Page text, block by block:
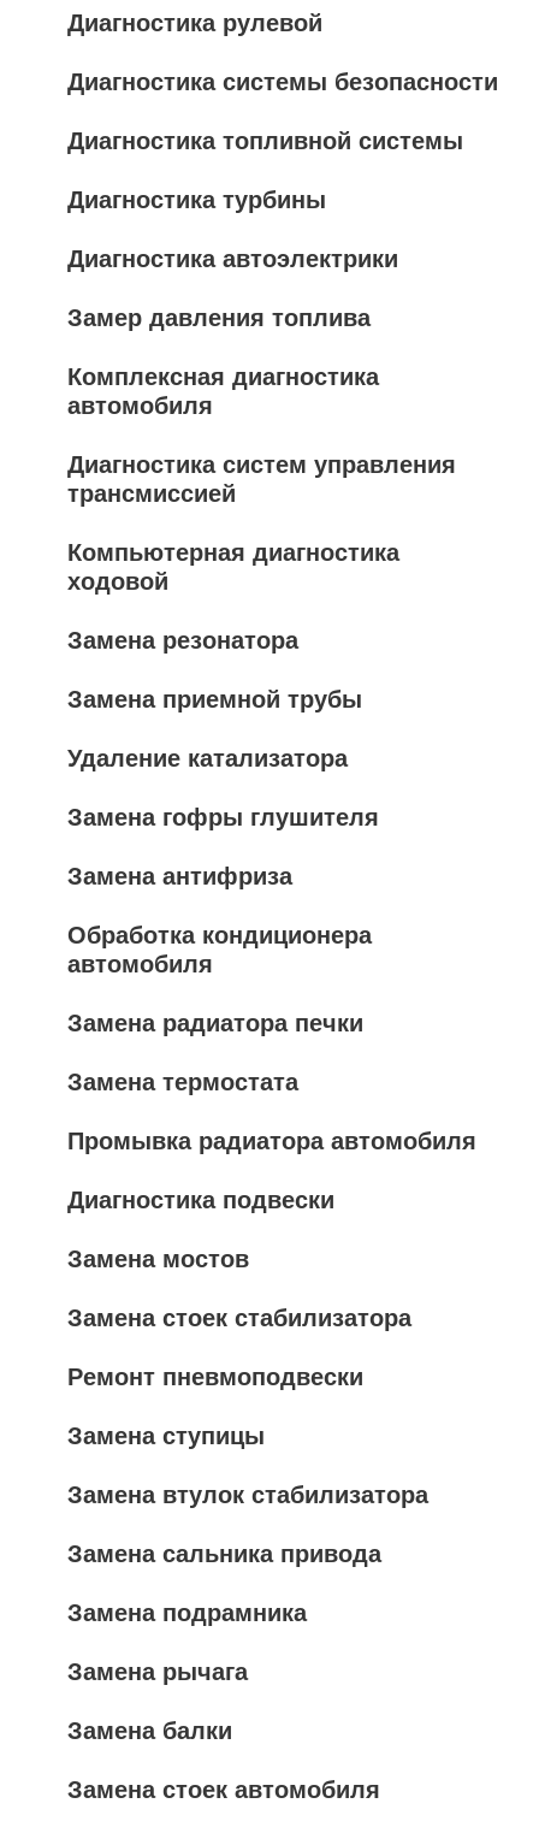
Диагностика рулевой
Диагностика системы безопасности
Диагностика топливной системы
Диагностика турбины
Диагностика автоэлектрики
Замер давления топлива
Комплексная диагностика
автомобиля
Диагностика систем управления
трансмиссией
Компьютерная диагностика
ходовой
Замена резонатора
Замена приемной трубы
Удаление катализатора
Замена гофры глушителя
Замена антифриза
Обработка кондиционера
автомобиля
Замена радиатора печки
Замена термостата
Промывка радиатора автомобиля
Диагностика подвески
Замена мостов
Замена стоек стабилизатора
Ремонт пневмоподвески
Замена ступицы
Замена втулок стабилизатора
Замена сальника привода
Замена подрамника
Замена рычага
Замена балки
Замена стоек автомобиля